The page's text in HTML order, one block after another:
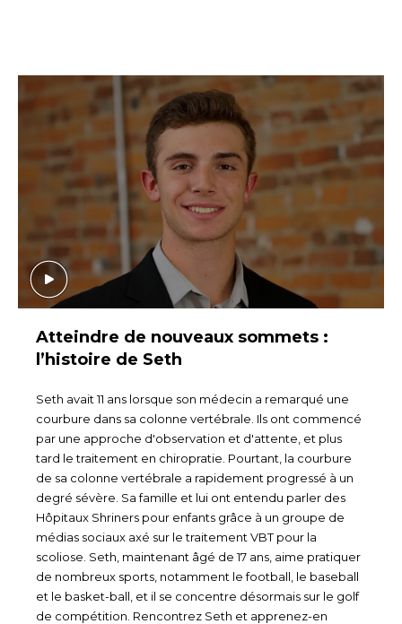
Atteindre de nouveaux sommets :
l’histoire de Seth
Seth avait 11 ans lorsque son médecin a remarqué une
courbure dans sa colonne vertébrale. Ils ont commencé
par une approche d'observation et d'attente, et plus
tard le traitement en chiropratie. Pourtant, la courbure
de sa colonne vertébrale a rapidement progressé à un
degré sévère. Sa famille et lui ont entendu parler des
Hôpitaux Shriners pour enfants grâce à un groupe de
médias sociaux axé sur le traitement VBT pour la
scoliose. Seth, maintenant âgé de 17 ans, aime pratiquer
de nombreux sports, notamment le football, le baseball
et le basket-ball, et il se concentre désormais sur le golf
de compétition. Rencontrez Seth et apprenez-en